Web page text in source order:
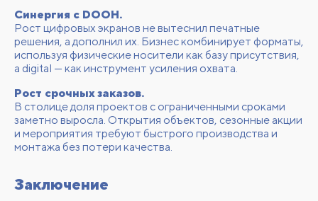
Синергия с DOOH.
Рост цифровых экранов не вытеснил печатные
решения, а дополнил их. Бизнес комбинирует форматы,
используя физические носители как базу присутствия,
а digital — как инструмент усиления охвата.
Рост срочных заказов.
В столице доля проектов с ограниченными сроками
заметно выросла. Открытия объектов, сезонные акции
и мероприятия требуют быстрого производства и
монтажа без потери качества.
Заключение